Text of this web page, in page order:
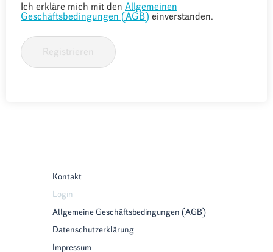
Ich erkläre mich mit den Allgemeinen
Geschäftsbedingungen (AGB) einverstanden.
Registrieren
Kontakt
Login
Allgemeine Geschäftsbedingungen (AGB)
Datenschutzerklärung
Impressum